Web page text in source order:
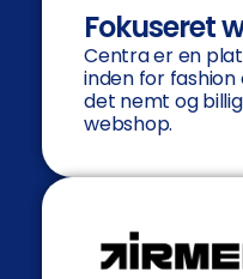
Fokuseret
Centra er en
inden for fashion
det nemt og
webshop.